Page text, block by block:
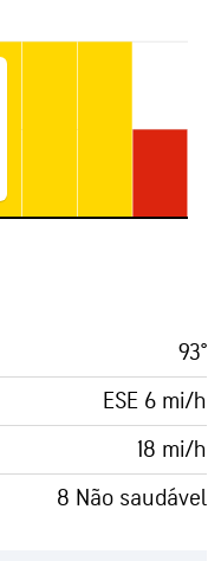
93°
ESE 6 mi/h
18 mi/h
8 Não saudável